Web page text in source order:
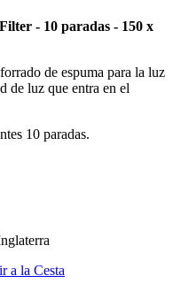
- 10 paradas - 150 x
de espuma para la luz
de luz que entra en el
10 paradas.
a la Cesta